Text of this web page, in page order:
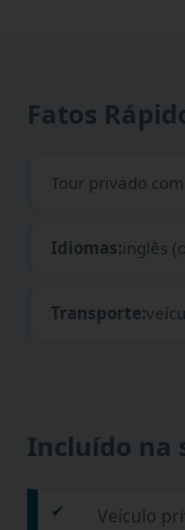
Fatos
Tour privado
Idiomas:inglês
Transporte:
Incluído na
Veículo